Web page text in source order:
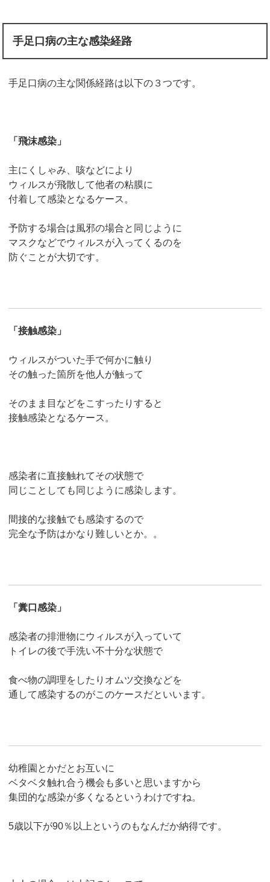
手足口病の主な感染経路
手足口病の主な関係経路は以下の３つです。
「飛沫感染」
主にくしゃみ、咳などにより
ウィルスが飛散して他者の粘膜に
付着して感染となるケース。
予防する場合は風邪の場合と同じように
マスクなどでウィルスが入ってくるのを
防ぐことが大切です。
「接触感染」
ウィルスがついた手で何かに触り
その触った箇所を他人が触って
そのまま目などをこすったりすると
接触感染となるケース。
感染者に直接触れてその状態で
同じことしても同じように感染します。
間接的な接触でも感染するので
完全な予防はかなり難しいとか。。
「糞口感染」
感染者の排泄物にウィルスが入っていて
トイレの後で手洗い不十分な状態で
食べ物の調理をしたりオムツ交換などを
通して感染するのがこのケースだといいます。
幼稚園とかだとお互いに
ベタベタ触れ合う機会も多いと思いますから
集団的な感染が多くなるというわけですね。
5歳以下が90％以上というのもなんだか納得です。